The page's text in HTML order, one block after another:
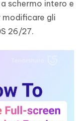
schermo intero e
gli
26/27.